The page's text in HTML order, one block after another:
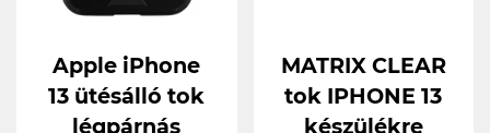
Apple iPhone
13 ütésálló tok
légpárnás
MATRIX CLEAR
tok IPHONE 13
készülékre